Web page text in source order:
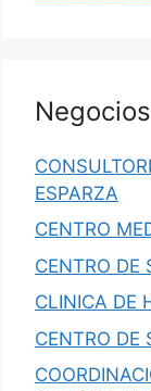
ESPARZA
CENTRO
CENTRO DE
CLINICA DE
CENTRO DE